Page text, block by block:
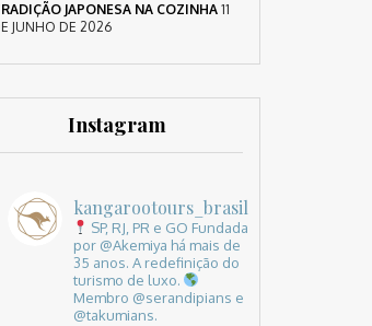
JAPONESA NA COZINHA 11
JUNHO DE 2026
Instagram
kangarootours_brasil
SP, RJ, PR e GO Fundada
por @Akemiya há mais de
35 anos. A redefinição do
turismo de luxo.
Membro @serandipians e
@takumians.